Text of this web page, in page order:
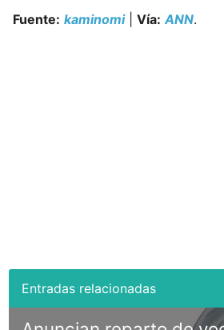
Fuente: kaminomi| Vía: ANN.